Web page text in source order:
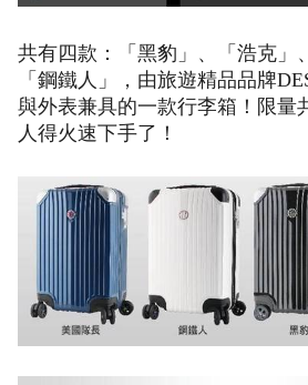
共有四款：「黑豹」、「浩克」
「鋼鐵人」，由旅遊精品品牌
與外表兼具的一款行李箱！限量
人得火速下手了！